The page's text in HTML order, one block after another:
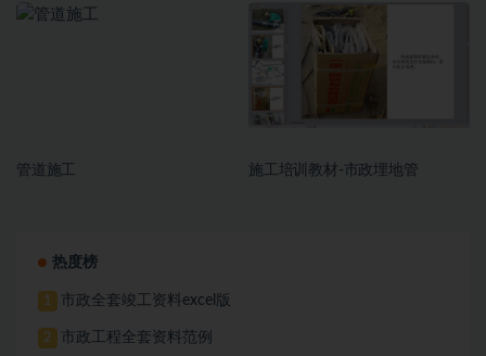
管道施工 施工培训教材-市政埋地管
热度榜
1 市政全套竣工资料excel版
2 市政工程全套资料范例